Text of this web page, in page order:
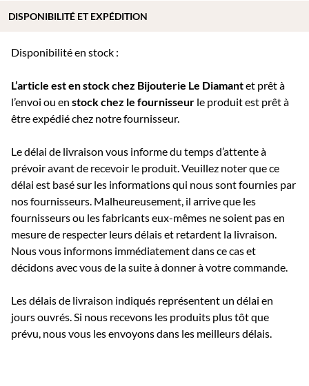
Disponibilité en stock :
L’article est en stock chez Bijouterie Le Diamantet prêt à
l’envoi ou en stock chez le fournisseur le produit est prêt à
être expédié chez notre fournisseur.
Le délai de livraison vous informe du temps d’attente à
prévoir avant de recevoir le produit. Veuillez noter que ce
délai est basé sur les informations qui nous sont fournies par
nos fournisseurs. Malheureusement, il arrive que les
fournisseurs ou les fabricants eux-mêmes ne soient pas en
mesure de respecter leurs délais et retardent la livraison.
Nous vous informons immédiatement dans ce cas et
décidons avec vous de la suite à donner à votre commande.
Les délais de livraison indiqués représentent un délai en
jours ouvrés. Si nous recevons les produits plus tôt que
prévu, nous vous les envoyons dans les meilleurs délais.
DISPONIBILITÉ ET EXPÉDITION